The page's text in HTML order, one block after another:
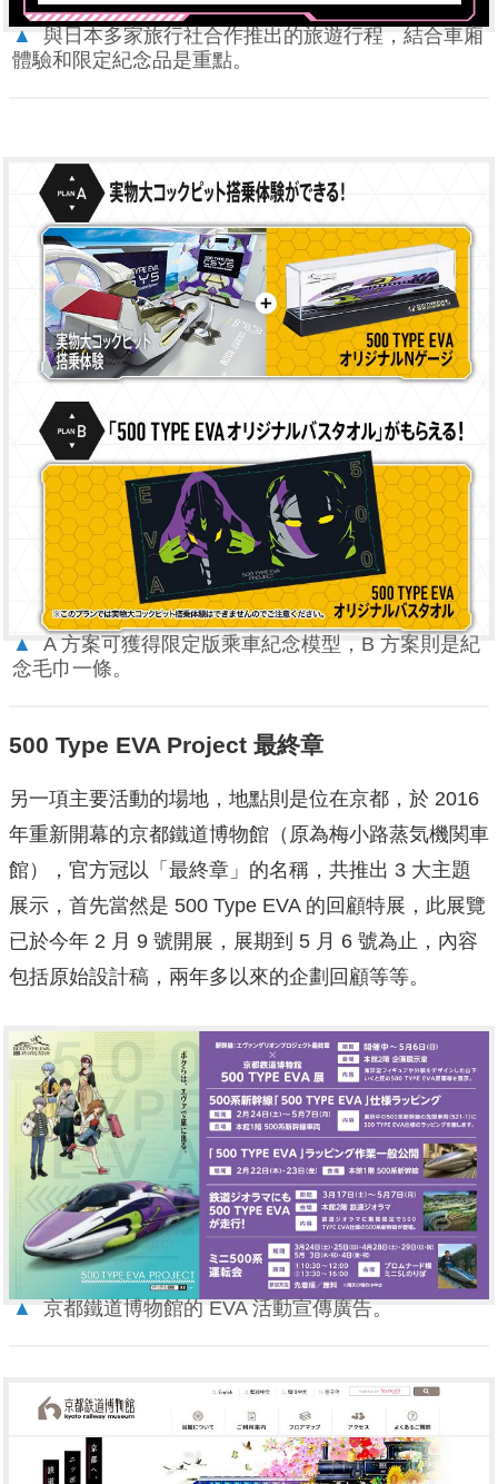
▲
與日本多家旅行社合作推出的旅遊行程，結合車廂
體驗和限定紀念品是重點。
▲
A 方案可獲得限定版乘車紀念模型，B 方案則是紀
念毛巾一條。
500 Type EVA Project 最終章
另一項主要活動的場地，地點則是位在京都，於 2016
年重新開幕的京都鐵道博物館（原為梅小路蒸気機関車
館），官方冠以「最終章」的名稱，共推出 3 大主題
展示，首先當然是 500 Type EVA 的回顧特展，此展覽
已於今年 2 月 9 號開展，展期到 5 月 6 號為止，內容
包括原始設計稿，兩年多以來的企劃回顧等等。
▲ 京都鐵道博物館的 EVA 活動宣傳廣告。